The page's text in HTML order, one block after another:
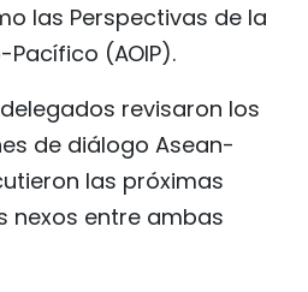
las Perspectivas de la
(AOIP).
revisaron los
de diálogo Asean-
las próximas
nexos entre ambas